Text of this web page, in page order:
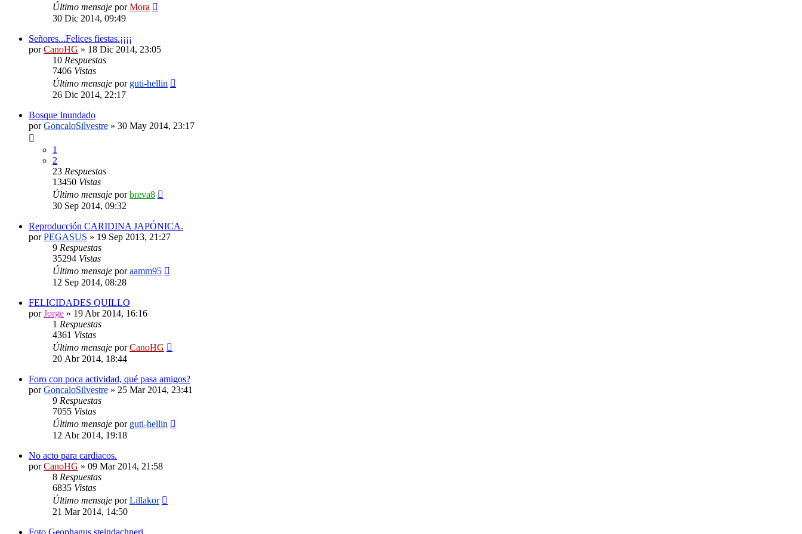
Último mensaje porMora
30 Dic 2014, 09:49
Señores...Felices fiestas.¡¡¡¡
porCanoHG » 18 Dic 2014, 23:05
10 Respuestas
7406 Vistas
Último mensaje por guti-hellin
26 Dic 2014, 22:17
Bosque Inundado
porGoncaloSilvestre » 30 May 2014, 23:17
1
2
23 Respuestas
13450 Vistas
Último mensaje porbreva8
30 Sep 2014, 09:32
Reproducción CARIDINA JAPÓNICA.
porPEGASUS » 19 Sep 2013, 21:27
9 Respuestas
35294 Vistas
Último mensaje poraamm95
12 Sep 2014, 08:28
FELICIDADES QUILLO
porJorge » 19 Abr 2014, 16:16
1 Respuestas
4361 Vistas
Último mensaje porCanoHG
20 Abr 2014, 18:44
Foro con poca actividad, qué pasa amigos?
porGoncaloSilvestre » 25 Mar 2014, 23:41
9 Respuestas
7055 Vistas
Último mensaje por guti-hellin
12 Abr 2014, 19:18
No acto para cardiacos.
porCanoHG » 09 Mar 2014, 21:58
8 Respuestas
6835 Vistas
Último mensaje porLillakor
21 Mar 2014, 14:50
Foto Geophagus steindachneri